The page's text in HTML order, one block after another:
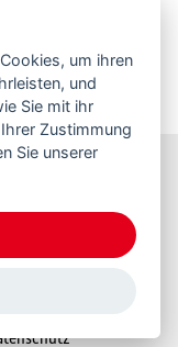
um ihren
und
Sie mit ihr
Zustimmung
Sie unserer